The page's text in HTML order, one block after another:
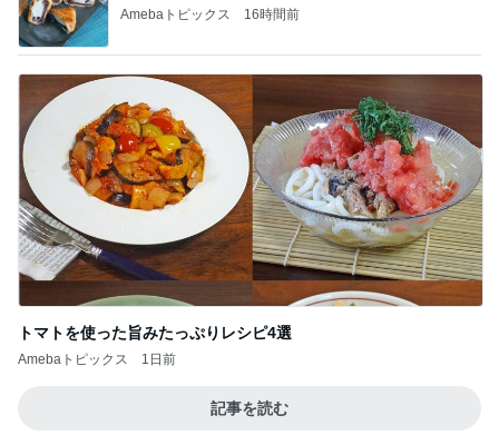
Amebaトピックス 16時間前
トマトを使った旨みたっぷりレシピ4選
Amebaトピックス 1日前
記事を読む